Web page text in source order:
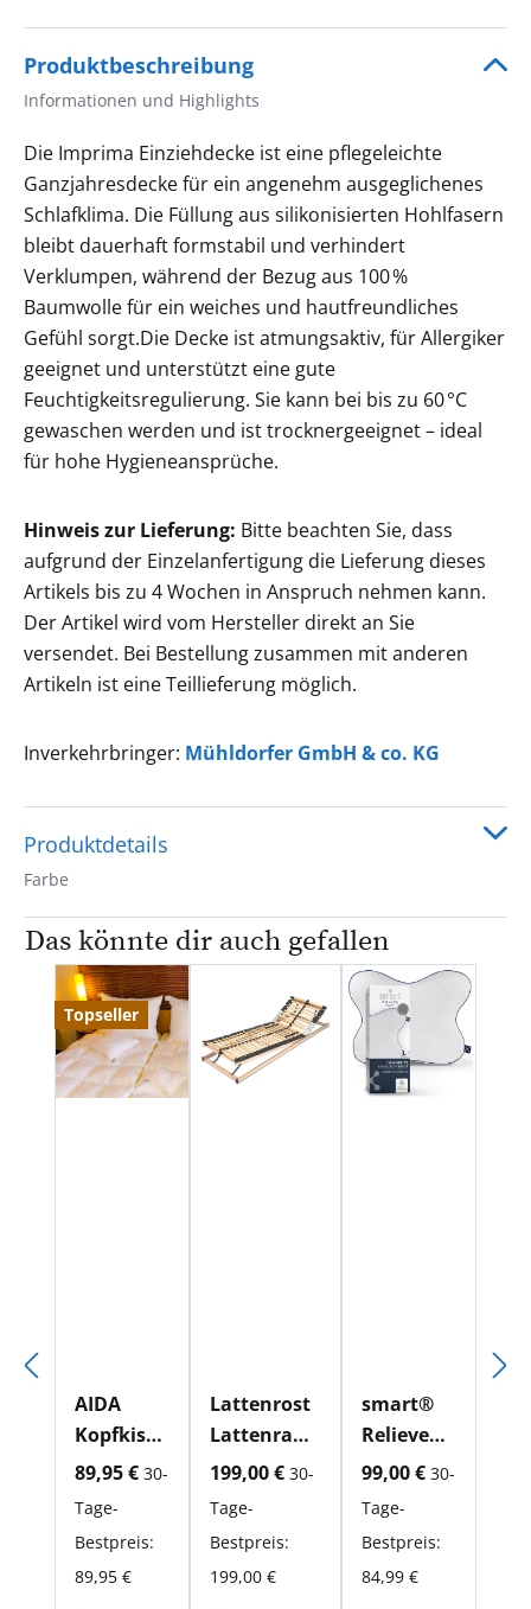
Produktbeschreibung
Informationen und Highlights
Die Imprima Einziehdecke ist eine pflegeleichte
Ganzjahresdecke für ein angenehm ausgeglichenes
Schlafklima. Die Füllung aus silikonisierten Hohlfasern
bleibt dauerhaft formstabil und verhindert
Verklumpen, während der Bezug aus 100 %
Baumwolle für ein weiches und hautfreundliches
Gefühl sorgt.Die Decke ist atmungsaktiv, für Allergiker
geeignet und unterstützt eine gute
Feuchtigkeitsregulierung. Sie kann bei bis zu 60 °C
gewaschen werden und ist trocknergeeignet – ideal
für hohe Hygieneansprüche.
Hinweis zur Lieferung: Bitte beachten Sie, dass
aufgrund der Einzelanfertigung die Lieferung dieses
Artikels bis zu 4 Wochen in Anspruch nehmen kann.
Der Artikel wird vom Hersteller direkt an Sie
versendet. Bei Bestellung zusammen mit anderen
Artikeln ist eine Teillieferung möglich.
Inverkehrbringer: Mühldorfer GmbH & co. KG
Produktdetails
Farbe
Das könnte dir auch gefallen
Produktgalerie überspringen
Topseller
AIDA
Kopfkisse
n
Imprima
aktueller Preis:
89,95 € 30-
Tage-
Bestpreis:
89,95 €
Lattenrost
Lattenrah
men für
AIDA
aktueller Preis:
199,00 € 30-
Tage-
Bestpreis:
199,00 €
smart®
Relieve
Pillow
aktueller Preis:
99,00 € 30-
Tage-
Bestpreis:
84,99 €